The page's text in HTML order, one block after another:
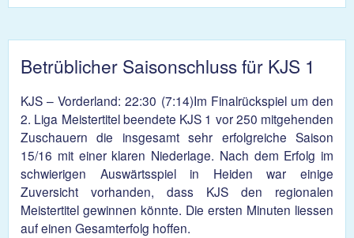
Betrüblicher Saisonschluss für KJS 1
KJS – Vorderland: 22:30 (7:14)Im Finalrückspiel um den
2. Liga Meistertitel beendete KJS 1 vor 250 mitgehenden
Zuschauern die insgesamt sehr erfolgreiche Saison
15/16 mit einer klaren Niederlage. Nach dem Erfolg im
schwierigen Auswärtsspiel in Heiden war einige
Zuversicht vorhanden, dass KJS den regionalen
Meistertitel gewinnen könnte. Die ersten Minuten liessen
auf einen Gesamterfolg hoffen.